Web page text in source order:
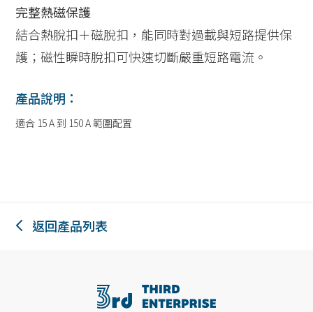
完整熱磁保護
結合熱脫扣＋磁脫扣，能同時對過載與短路提供保
護；磁性瞬時脫扣可快速切斷嚴重短路電流。
產品說明：
適合 15 A 到 150 A 範圍配置
返回產品列表